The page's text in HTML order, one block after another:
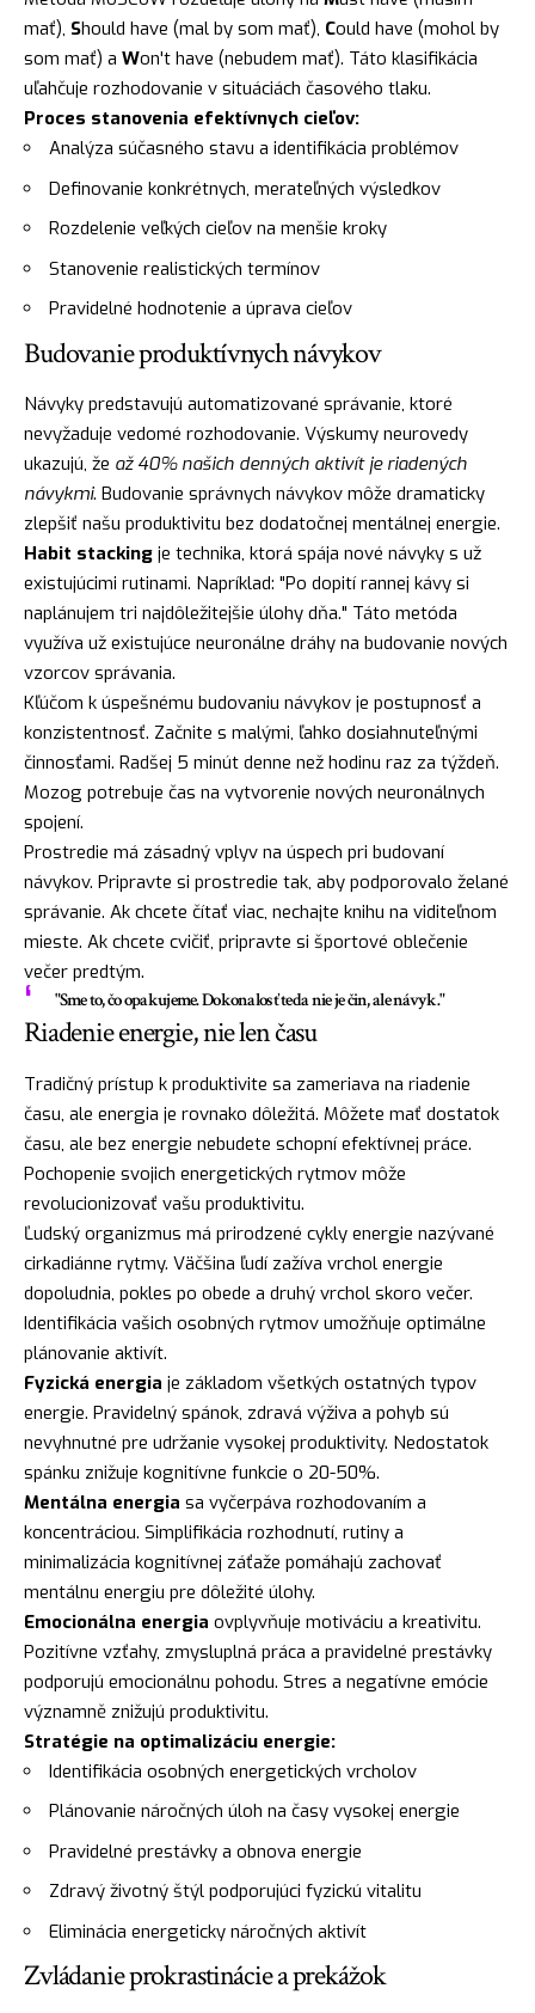
mať), Should have (mal by som mať), Could have (mohol by
som mať) a Won't have (nebudem mať). Táto klasifikácia
uľahčuje rozhodovanie v situáciách časového tlaku.
Proces stanovenia efektívnych cieľov:
Analýza súčasného stavu a identifikácia problémov
Definovanie konkrétnych, merateľných výsledkov
Rozdelenie veľkých cieľov na menšie kroky
Stanovenie realistických termínov
Pravidelné hodnotenie a úprava cieľov
Budovanie produktívnych návykov
Návyky predstavujú automatizované správanie, ktoré
nevyžaduje vedomé rozhodovanie. Výskumy neurovedy
ukazujú, že až 40% našich denných aktivít je riadených
návykmi. Budovanie správnych návykov môže dramaticky
zlepšiť našu produktivitu bez dodatočnej mentálnej energie.
Habit stacking je technika, ktorá spája nové návyky s už
existujúcimi rutinami. Napríklad: "Po dopití rannej kávy si
naplánujem tri najdôležitejšie úlohy dňa." Táto metóda
využíva už existujúce neuronálne dráhy na budovanie nových
vzorcov správania.
Kľúčom k úspešnému budovaniu návykov je postupnosť a
konzistentnosť. Začnite s malými, ľahko dosiahnuteľnými
činnosťami. Radšej 5 minút denne než hodinu raz za týždeň.
Mozog potrebuje čas na vytvorenie nových neuronálnych
spojení.
Prostredie má zásadný vplyv na úspech pri budovaní
návykov. Pripravte si prostredie tak, aby podporovalo želané
správanie. Ak chcete čítať viac, nechajte knihu na viditeľnom
mieste. Ak chcete cvičiť, pripravte si športové oblečenie
večer predtým.
"Sme to, čo opakujeme. Dokonalosť teda nie je čin, ale návyk."
Riadenie energie, nie len času
Tradičný prístup k produktivite sa zameriava na riadenie
času, ale energia je rovnako dôležitá. Môžete mať dostatok
času, ale bez energie nebudete schopní efektívnej práce.
Pochopenie svojich energetických rytmov môže
revolucionizovať vašu produktivitu.
Ľudský organizmus má prirodzené cykly energie nazývané
cirkadiánne rytmy. Väčšina ľudí zažíva vrchol energie
dopoludnia, pokles po obede a druhý vrchol skoro večer.
Identifikácia vašich osobných rytmov umožňuje optimálne
plánovanie aktivít.
Fyzická energia je základom všetkých ostatných typov
energie. Pravidelný spánok, zdravá výživa a pohyb sú
nevyhnutné pre udržanie vysokej produktivity. Nedostatok
spánku znižuje kognitívne funkcie o 20-50%.
Mentálna energia sa vyčerpáva rozhodovaním a
koncentráciou. Simplifikácia rozhodnutí, rutiny a
minimalizácia kognitívnej záťaže pomáhajú zachovať
mentálnu energiu pre dôležité úlohy.
Emocionálna energia ovplyvňuje motiváciu a kreativitu.
Pozitívne vzťahy, zmysluplná práca a pravidelné prestávky
podporujú emocionálnu pohodu. Stres a negatívne emócie
významně znižujú produktivitu.
Stratégie na optimalizáciu energie:
Identifikácia osobných energetických vrcholov
Plánovanie náročných úloh na časy vysokej energie
Pravidelné prestávky a obnova energie
Zdravý životný štýl podporujúci fyzickú vitalitu
Eliminácia energeticky náročných aktivít
Zvládanie prokrastinácie a prekážok